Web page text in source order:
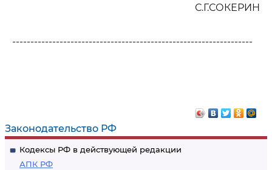
Законодательство РФ
Кодексы РФ в действующей редакции
АПК РФ
С.Г.СОКЕРИН
------------------------------------------------------------------